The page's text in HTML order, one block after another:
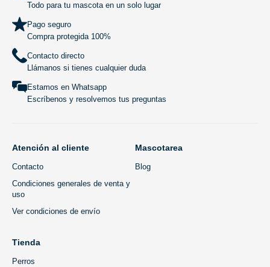
Todo para tu mascota en un solo lugar
Pago seguro
Compra protegida 100%
Contacto directo
Llámanos si tienes cualquier duda
Estamos en Whatsapp
Escríbenos y resolvemos tus preguntas
Atención al cliente
Contacto
Condiciones generales de venta y
uso
Ver condiciones de envío
Mascotarea
Blog
Tienda
Perros